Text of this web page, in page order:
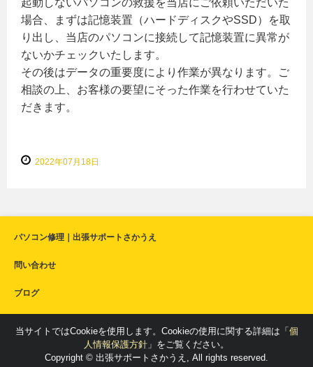
起動しないパソコンの救援を当店にご依頼いただいた
場合、まずは記憶装置（ハードディスクやSSD）を取
り出し、当店のパソコンに接続して記憶装置に異常が
ないかチェックいたします。
その後はデータの重要度により作業が異なります。ご
相談の上、お客様の要望にそった作業を行わせていた
だきます。
2022年07月18日
パソコン修理｜出張サポートさかうえ
問い合わせ
ブログ
当サイトではCookieを使用します。Cookieの使用に関する詳細は「 個
人情報保護方針 」をご覧ください。
Copyright © 出張サポートさかうえ, All rights reserved.